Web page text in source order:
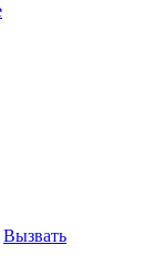
Вызвать